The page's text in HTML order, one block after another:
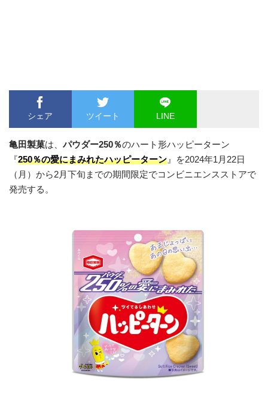
シェア ツイート LINE
亀田製菓は、 パウダー250％のハート形ハッピーターン
『250％の愛にまみれたハッピーターン 』を2024年1月22日
（月）から2月下旬までの期間限定でコンビニエンスストアで
発売する。